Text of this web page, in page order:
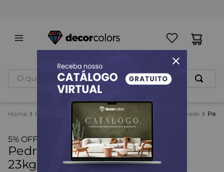
Revestimentos Quartzo Mica Quartzo Mica Parede
5% OFF no PIX
Pedras Naturais Quartzo Mica
23kg - Decor Colors